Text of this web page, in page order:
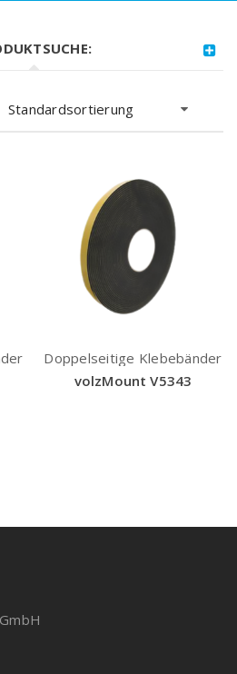
Standardsortierung
Doppelseitige Klebebänder
volzMount V5343